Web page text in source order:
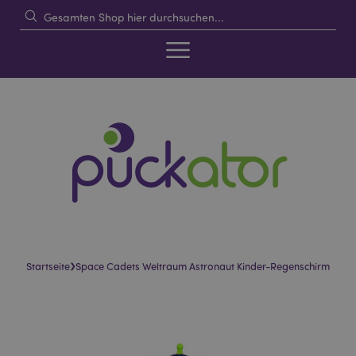
Startseite›Space Cadets Weltraum Astronaut Kinder-Regenschirm